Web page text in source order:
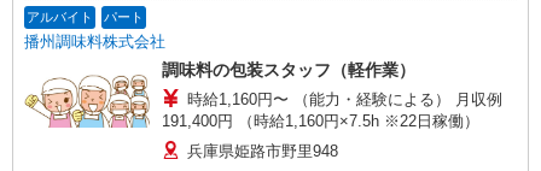
アルバイト パート
播州調味料株式会社
調味料の包装スタッフ（軽作業）
時給1,160円〜 （能力・経験による） 月収例
191,400円 （時給1,160円×7.5h ※22日稼働）
兵庫県姫路市野里948